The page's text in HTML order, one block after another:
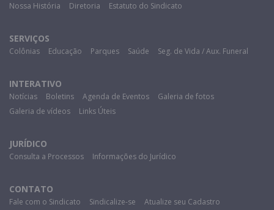
Nossa História Diretoria Estatuto do Sindicato
SERVIÇOS
Colônias Educação Parques Saúde Seg. de Vida / Aux. Funeral
INTERATIVO
Notícias Boletins Agenda de Eventos
Galeria de fotos
Galeria de vídeos
Links Úteis
JURÍDICO
Consulta a Processos Informações do Jurídico
CONTATO
Fale com o Sindicato Sindicalize-se
Atualize seu Cadastro